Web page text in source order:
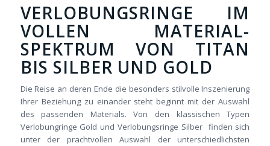
VERLOBUNGSRINGE IM
VOLLEN MATERIAL-
SPEKTRUM VON TITAN
BIS SILBER UND GOLD
Die Reise an deren Ende die besonders stilvolle Inszenierung
Ihrer Beziehung zu einander steht beginnt mit der Auswahl
des passenden Materials. Von den klassischen Typen
Verlobungringe Gold und Verlobungsringe Silber finden sich
unter der prachtvollen Auswahl der unterschiedlichsten